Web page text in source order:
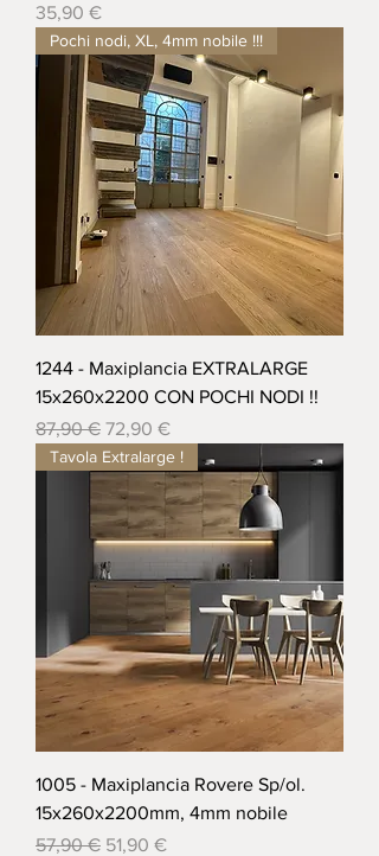
Prezzo
35,90 €
Pochi nodi, XL, 4mm nobile !!!
1244 - Maxiplancia EXTRALARGE
15x260x2200 CON POCHI NODI !!
Prezzo regolare
87,90 € Prezzo scontato
72,90 €
Tavola Extralarge !
1005 - Maxiplancia Rovere Sp/ol.
15x260x2200mm, 4mm nobile
Prezzo regolare
57,90 € Prezzo scontato
51,90 €